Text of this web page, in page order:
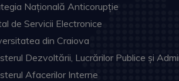
Națională Anticorupție
de Servicii Electronice
din Craiova
Dezvoltării, Lucrărilor Publice și
Afacerilor Interne